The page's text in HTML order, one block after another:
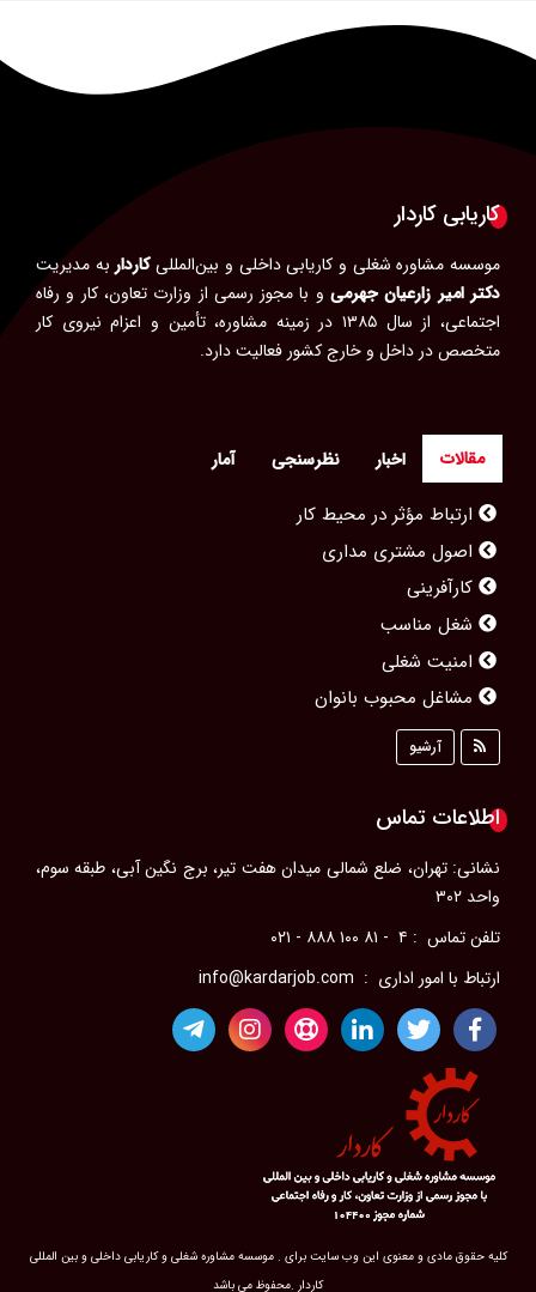
کاریابی کاردار
موسسه مشاوره شغلی و کاریابی داخلی و بین‌المللیکاردار به مدیریت
دکتر امیر زارعیان جهرمی و با مجوز رسمی از وزارت تعاون، کار و رفاه
اجتماعی، از سال ۱۳۸۵ در زمینه مشاوره، تأمین و اعزام نیروی کار
متخصص در داخل و خارج کشور فعالیت دارد.
مقالات اخبار نظرسنجی آمار
ارتباط مؤثر در محیط کار
اصول مشتری مداری
کارآفرینی
شغل مناسب
امنیت شغلی
مشاغل محبوب بانوان
مصاحبه کاری
پیشرفت شغلی
رزومه‌ای حرفه‌ای
آداب معاشرت در محل كار
مدیریت احساسات در محیط کار
رضایت شغلی
مؤسسات کاریابی
فرصت‌های شغلی در خارج از کشور
فرصت‌های شغلی برای پرستاران در حوزه خلیج فارس
راهنمای جامع انواع مرخصی در قانون کار ایران
حوادث ناشی از کار
مشاغل سخت و زیان آور
اضافه کاری
آرشیو
اطلاعات تماس
نشانی: تهران، ضلع شمالی میدان هفت تیر، برج نگین آبی، طبقه سوم،
واحد ۳۰۲
تلفن تماس : ۴ - ۸۱ ۱۰۰ ۸۸۸ - ۰۲۱
ارتباط با امور اداری : info@kardarjob.com
کلیه حقوق مادی و معنوی این وب سایت برای . موسسه مشاوره شغلی و کاریابی داخلی و بین المللی
کاردار .محفوظ می باشد